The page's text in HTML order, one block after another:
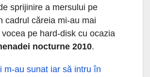
sprijinire a mersului pe
cadrul căreia mi-au mai
pe hard-disk cu ocazia
nocturne 2010.
m-au sunat iar să intru în